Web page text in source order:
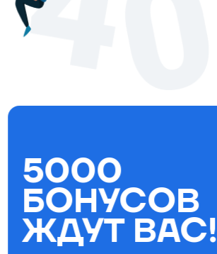
Бестселлеры
5000
БОНУСОВ
ЖДУТ ВАС!